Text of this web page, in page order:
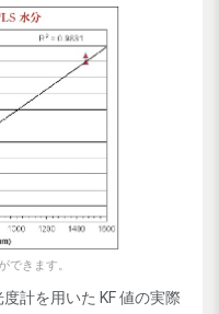
できます。
計を用いた KF 値の実際